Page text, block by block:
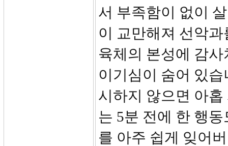
서 부족함이 없이
이 교만해져 선악
육체의 본성에 감
이기심이 숨어 있
시하지 않으면 아
는 5분 전에 한 행
를 아주 쉽게 잊어